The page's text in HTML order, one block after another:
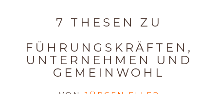
7 THESEN ZU
FÜHRUNGSKRÄFTEN,
UNTERNEHMEN UND
GEMEINWOHL